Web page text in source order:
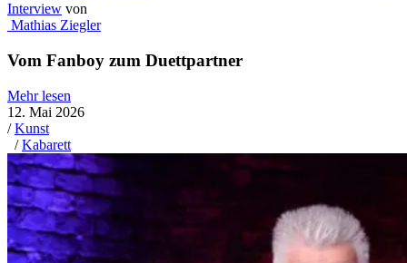
Interview von
Mathias Ziegler
Vom Fanboy zum Duettpartner
Mehr lesen
12. Mai 2026
/Kunst
/Kabarett